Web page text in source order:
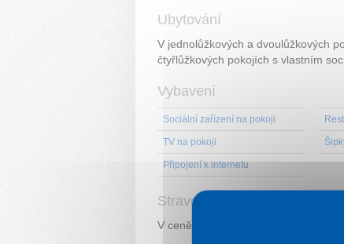
Ubytování
V jednolůžkových a dvoulůžkových
čtyřlůžkových pokojích s vlastním
Vybavení
Sociální zařízení na pokoji
TV na pokoji
Připojení k internetu
Stravování
V ceně pobytu snídaně formou